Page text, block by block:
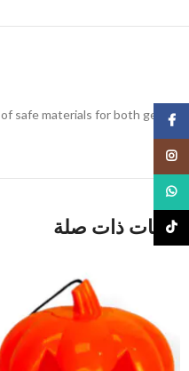
safe materials for both genders.
منتجات ذات صلة
Facebook
TikTok